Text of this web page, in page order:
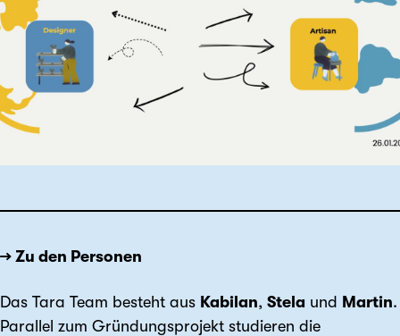
→ Zu den Personen
Das Tara Team besteht aus Kabilan, Stela und Martin.
Parallel zum Gründungsprojekt studieren die